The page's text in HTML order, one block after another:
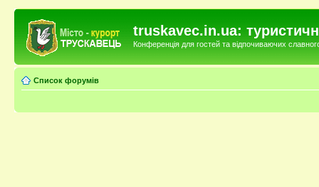
truskavec.in.ua:
Конференція для гостей та відпочиваючих
Список форумів